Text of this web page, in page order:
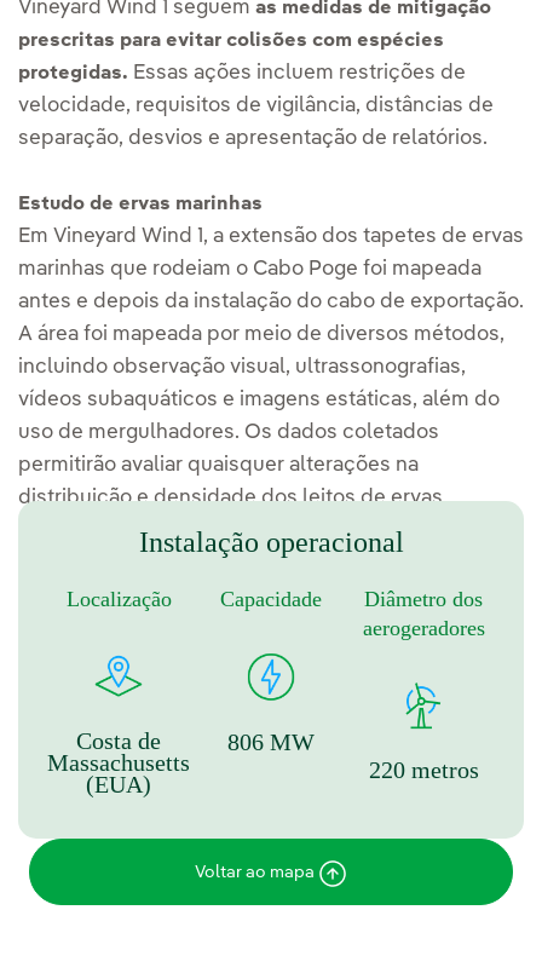
Vineyard Wind 1 seguem as medidas de mitigação
prescritas para evitar colisões com espécies
protegidas. Essas ações incluem restrições de
velocidade, requisitos de vigilância, distâncias de
separação, desvios e apresentação de relatórios.
Estudo de ervas marinhas
Em Vineyard Wind 1, a extensão dos tapetes de ervas
marinhas que rodeiam o Cabo Poge foi mapeada
antes e depois da instalação do cabo de exportação.
A área foi mapeada por meio de diversos métodos,
incluindo observação visual, ultrassonografias,
vídeos subaquáticos e imagens estáticas, além do
uso de mergulhadores. Os dados coletados
permitirão avaliar quaisquer alterações na
distribuição e densidade dos leitos de ervas
marinhas antes e depois da instalação do cabo.
Instalação operacional
Localização
Costa de
Massachusetts
(EUA)
Capacidade
806 MW
Diâmetro dos
aerogeradores
220 metros
Voltar ao mapa